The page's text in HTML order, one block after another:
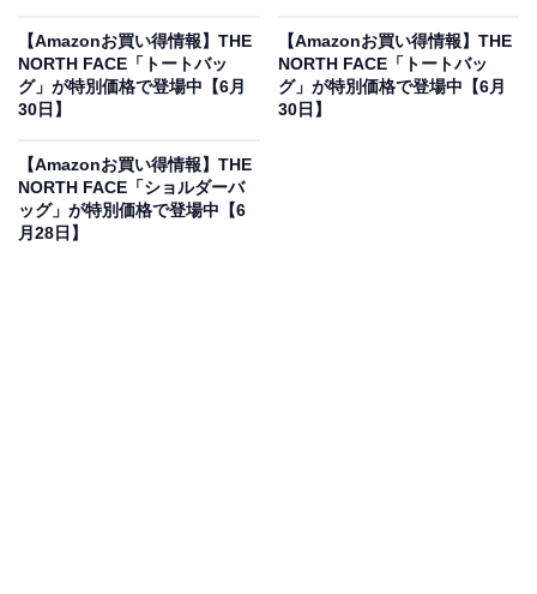
NM32356 2L ブラック ONESIZE
Amazonで見る
【Amazonお買い得情報】THE
NORTH FACE「トートバッ
グ」が特別価格で登場中【6月
30日】
【Amazonお買い得情報】THE
NORTH FACE「トートバッ
グ」が特別価格で登場中【6月
30日】
【Amazonお買い得情報】THE
NORTH FACE「ショルダーバ
ッグ」が特別価格で登場中【6
月28日】